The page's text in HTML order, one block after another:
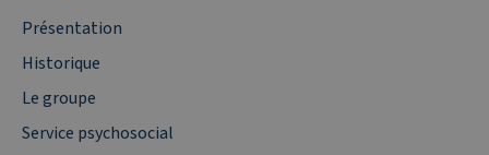
Présentation
Historique
Le groupe
Service psychosocial